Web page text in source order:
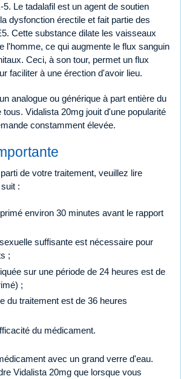
Le tadalafil est un agent de soutien
dysfonction érectile et fait partie des
Cette substance dilate les vaisseaux
l'homme, ce qui augmente le flux sanguin
Ceci, à son tour, permet un flux
faciliter à une érection d'avoir lieu.
analogue ou générique à part entière du
Vidalista 20mg jouit d'une popularité
constamment élevée.
de votre traitement, veuillez lire
:
environ 30 minutes avant le rapport
suffisante est nécessaire pour
;
sur une période de 24 heures est de
;
du traitement est de 36 heures
du médicament.
avec un grand verre d'eau.
Vidalista 20mg que lorsque vous